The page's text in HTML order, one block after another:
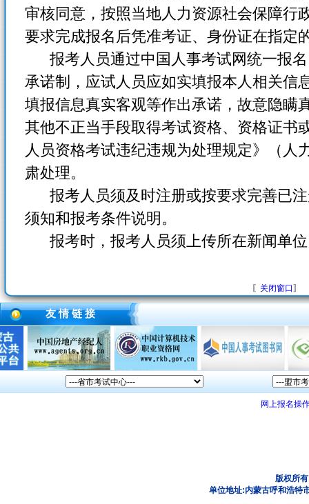
审核同意，按照当地人力资源社会保障行
要求完成报名后凭准考证、身份证在指定
报考人员通过中国人事考试网统一报名
承诺制，应试人员应如实填报本人相关信
填报信息真实客观等作出承诺，故意隐瞒
其他不正当手段取得考试资格、资格证书
人员资格考试违纪违规为处理规定》（人
肃处理。
报考人员须及时注册或按要求完善已注
须知和报考条件说明。
报考时，报考人员须上传所在新闻单位
〖 关闭窗口 〗
友 情 链 接
网上报名操
版权所
单位地址:内蒙古呼和浩特